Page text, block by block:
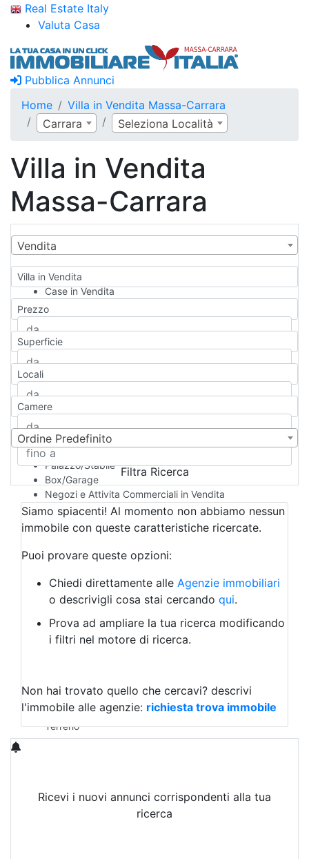
Real Estate Italy
Valuta Casa
Pubblica Annunci
Home
Villa in Vendita Massa-Carrara
Carrara
Seleziona Località
Villa in Vendita
Massa-Carrara
Vendita
Villa in Vendita
Case in Vendita
Qualsiasi
Appartamento
Casa indipendente
Casa Semi-indipendente
Attico/Mansarda
Rustico/Casale
Camera d'Albergo
Multiproprietà
Palazzo/Stabile
Box/Garage
Negozi e Attivita Commerciali in Vendita
Qualsiasi
Attività/Licenza Commerciale
Azienda Agricola
Bar/Ristorante
Albergo
Laboratorio Artigianale
Negozio/locale commerciale
Agriturismo
Magazzini
Qualsiasi
Terreno edificabile
Terreno
Prezzo
Superficie
Locali
Camere
Ordine Predefinito
Filtra Ricerca
Siamo spiacenti! Al momento non abbiamo nessun
immobile con queste caratteristiche ricercate.
Puoi provare queste opzioni:
Chiedi direttamente alle Agenzie immobiliari
o descrivigli cosa stai cercando qui.
Prova ad ampliare la tua ricerca modificando
i filtri nel motore di ricerca.
Non hai trovato quello che cercavi? descrivi
l'immobile alle agenzie: richiesta trova immobile
Ricevi i nuovi annunci corrispondenti alla tua
ricerca